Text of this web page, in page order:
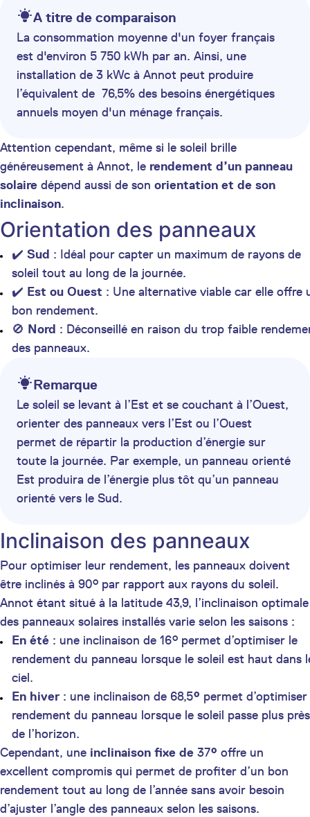
A titre de comparaison
La consommation moyenne d'un foyer français
est d'environ 5 750 kWh par an. Ainsi, une
installation de 3 kWc à Annot peut produire
l’équivalent de 76,5% des besoins énergétiques
annuels moyen d'un ménage français.
Attention cependant, même si le soleil brille
généreusement à Annot, le rendement d’un panneau
solaire dépend aussi de son orientation et de son
inclinaison.
Orientation des panneaux
✔️ Sud : Idéal pour capter un maximum de rayons de
soleil tout au long de la journée.
✔️ Est ou Ouest : Une alternative viable car elle offre
bon rendement.
🚫 Nord : Déconseillé en raison du trop faible
des panneaux.
Remarque
Le soleil se levant à l’Est et se couchant à l’Ouest,
orienter des panneaux vers l’Est ou l’Ouest
permet de répartir la production d’énergie sur
toute la journée. Par exemple, un panneau orienté
Est produira de l’énergie plus tôt qu’un panneau
orienté vers le Sud.
Inclinaison des panneaux
Pour optimiser leur rendement, les panneaux doivent
être inclinés à 90° par rapport aux rayons du soleil.
Annot étant situé à la latitude 43,9, l’inclinaison optimale
des panneaux solaires installés varie selon les saisons :
En été : une inclinaison de 16° permet d’optimiser le
rendement du panneau lorsque le soleil est haut dans
ciel.
En hiver : une inclinaison de 68,5° permet d’optimiser
rendement du panneau lorsque le soleil passe plus près
de l’horizon.
Cependant, une inclinaison fixe de 37° offre un
excellent compromis qui permet de profiter d’un bon
rendement tout au long de l’année sans avoir besoin
d’ajuster l’angle des panneaux selon les saisons.